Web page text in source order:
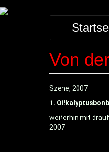
Direkt
Main
Von
CD-
usw.
Szene, 2007
1.
weiterhin mit
VÖ/
2007